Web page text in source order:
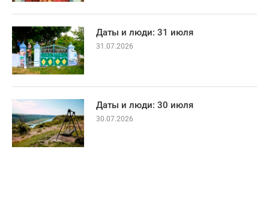
Даты и люди: 31 июля
31.07.2026
Даты и люди: 30 июля
30.07.2026